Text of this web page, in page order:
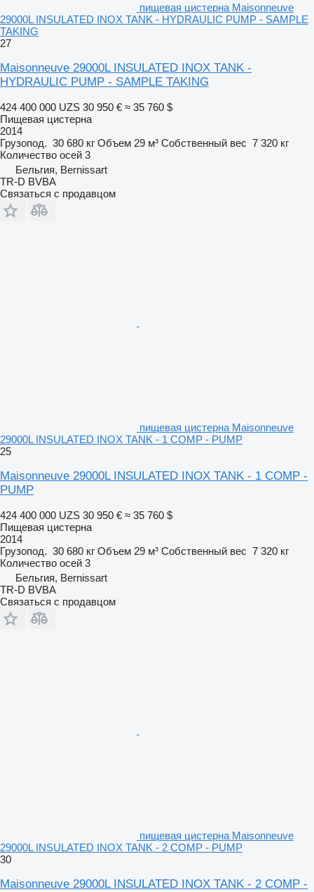
пищевая цистерна Maisonneuve
29000L INSULATED INOX TANK - HYDRAULIC PUMP - SAMPLE
TAKING
27
Maisonneuve 29000L INSULATED INOX TANK -
HYDRAULIC PUMP - SAMPLE TAKING
424 400 000 UZS 30 950 € ≈ 35 760 $
Пищевая цистерна
2014
Грузопод. 30 680 кг Объем 29 м³ Собственный вес 7 320 кг
Количество осей 3
Бельгия, Bernissart
TR-D BVBA
Связаться с продавцом
пищевая цистерна Maisonneuve
29000L INSULATED INOX TANK - 1 COMP - PUMP
25
Maisonneuve 29000L INSULATED INOX TANK - 1 COMP -
PUMP
424 400 000 UZS 30 950 € ≈ 35 760 $
Пищевая цистерна
2014
Грузопод. 30 680 кг Объем 29 м³ Собственный вес 7 320 кг
Количество осей 3
Бельгия, Bernissart
TR-D BVBA
Связаться с продавцом
пищевая цистерна Maisonneuve
29000L INSULATED INOX TANK - 2 COMP - PUMP
30
Maisonneuve 29000L INSULATED INOX TANK - 2 COMP -